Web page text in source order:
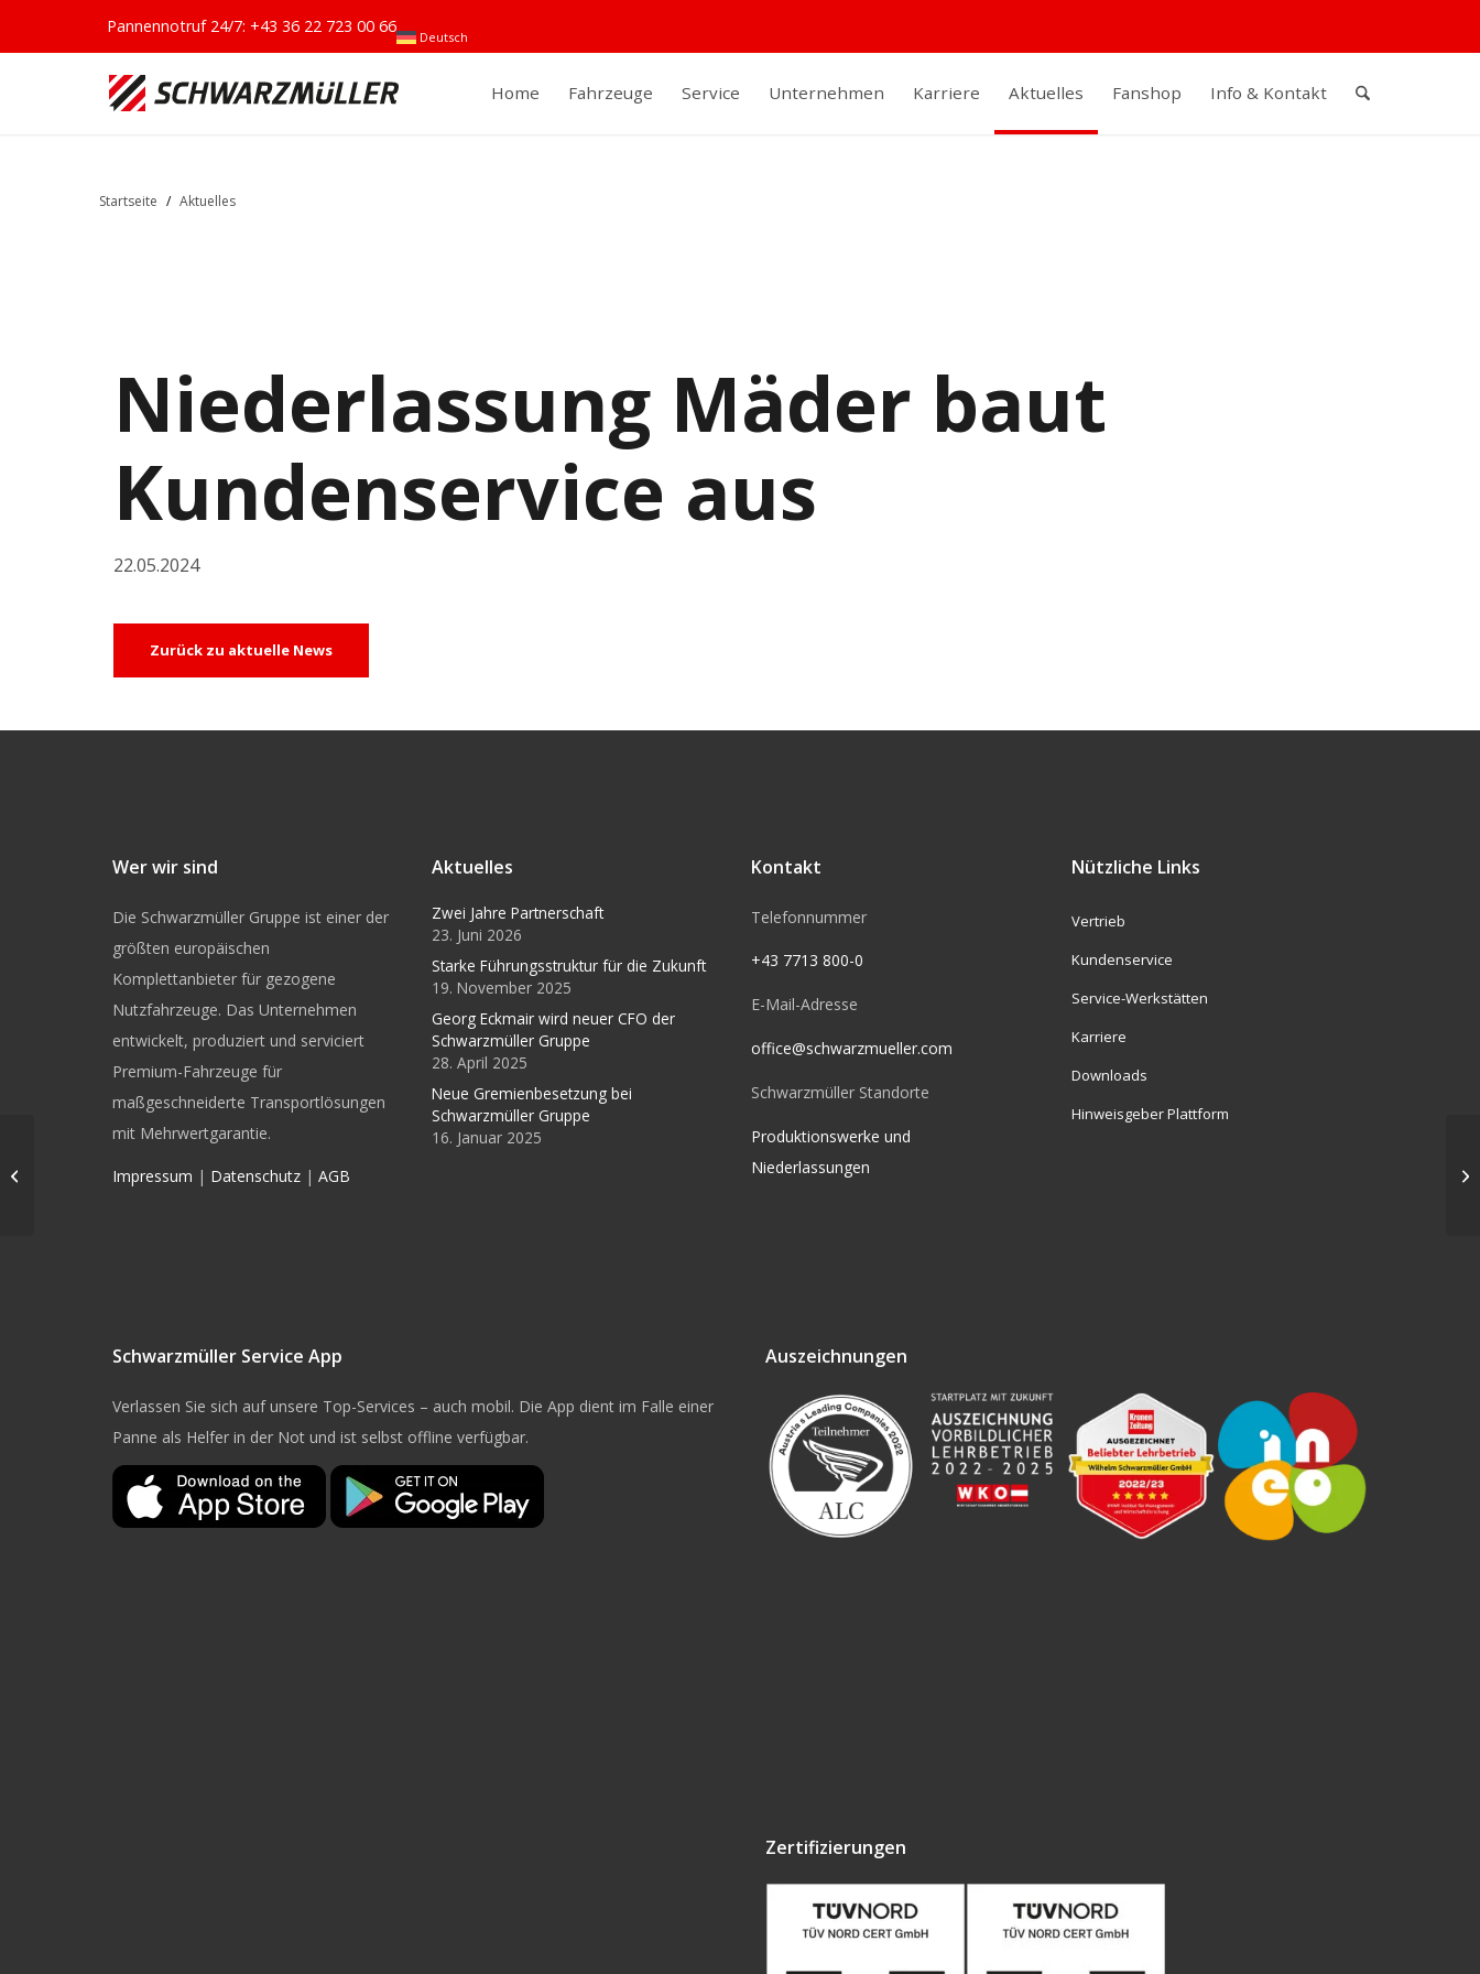
Deutsch
Pannennotruf 24/7: +43 36 22 723 00 66
Home Fahrzeuge Service Unternehmen Karriere Aktuelles Fanshop Info & Kontakt
Startseite / Aktuelles
Niederlassung Mäder baut
Kundenservice aus
22.05.2024
Zurück zu aktuelle News
Wer wir sind
Die Schwarzmüller Gruppe ist einer der
größten europäischen
Komplettanbieter für gezogene
Nutzfahrzeuge. Das Unternehmen
entwickelt, produziert und serviciert
Premium-Fahrzeuge für
maßgeschneiderte Transportlösungen
mit Mehrwertgarantie.
Impressum | Datenschutz | AGB
Aktuelles
Zwei Jahre Partnerschaft
23. Juni 2026
Starke Führungsstruktur für die Zukunft
19. November 2025
Georg Eckmair wird neuer CFO der
Schwarzmüller Gruppe
28. April 2025
Neue Gremienbesetzung bei
Schwarzmüller Gruppe
16. Januar 2025
Kontakt
Telefonnummer
+43 7713 800-0
E-Mail-Adresse
office@schwarzmueller.com
Schwarzmüller Standorte
Produktionswerke und
Niederlassungen
Nützliche Links
Vertrieb
Kundenservice
Service-Werkstätten
Karriere
Downloads
Hinweisgeber Plattform
Schwarzmüller Service App
Verlassen Sie sich auf unsere Top-Services – auch mobil. Die App dient im Falle einer
Panne als Helfer in der Not und ist selbst offline verfügbar.
Auszeichnungen
Zertifizierungen
mit Telematik geliefert